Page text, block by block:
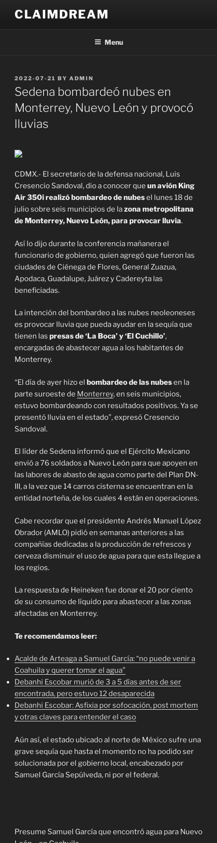
content
CLAIMDREAM
Menu
POSTED
ON
2022-07-21 BY ADMIN
Sedena bombardeó nubes en
Monterrey, Nuevo León y provocó
lluvias
CDMX.- El secretario de la defensa nacional, Luis
Cresencio Sandoval, dio a conocer que un avión King
Air 350i realizó bombardeo de nubesel lunes 18 de
julio sobre seis municipios de lazona metropolitana
de Monterrey, Nuevo León, para provocar lluvia.
Así lo dijo durante la conferencia mañanera el
funcionario de gobierno, quien agregó que fueron las
ciudades de Ciénega de Flores, General Zuazua,
Apodaca, Guadalupe, Juárez y Cadereyta las
beneficiadas.
La intención del bombardeo a las nubes neoleoneses
es provocar lluvia que pueda ayudar en la sequía que
tienen las presas de ‘La Boca’ y ‘El Cuchillo’,
encargadas de abastecer agua a los habitantes de
Monterrey.
“El día de ayer hizo el bombardeo de las nubesen la
parte suroeste de Monterrey, en seis municipios,
estuvo bombardeando con resultados positivos. Ya se
presentó lluvia en el estado”, expresó Cresencio
Sandoval.
El líder de Sedena informó que el Ejército Mexicano
envió a 76 soldados a Nuevo León para que apoyen en
las labores de abasto de agua como parte del Plan DN-
III, a la vez que 14 carros cisterna se encuentran en la
entidad norteña, de los cuales 4 están en operaciones.
Cabe recordar que el presidente Andrés Manuel López
Obrador (AMLO) pidió en semanas anteriores a las
compañías dedicadas a la producción de refrescos y
cerveza disminuir el uso de agua para que esta llegue a
los regios.
La respuesta de Heineken fue donar el 20 por ciento
de su consumo de líquido para abastecer a las zonas
afectadas en Monterrey.
Te recomendamos leer:
Acalde de Arteaga a Samuel García: “no puede venir a
Coahuila y querer tomar el agua”
Debanhi Escobar murió de 3 a 5 días antes de ser
encontrada, pero estuvo 12 desaparecida
Debanhi Escobar: Asfixia por sofocación, post mortem
y otras claves para entender el caso
Aún así, el estado ubicado al norte de México sufre una
grave sequía que hasta el momento no ha podido ser
solucionada por el gobierno local, encabezado por
Samuel García Sepúlveda, ni por el federal.
Presume Samuel García que encontró agua para Nuevo